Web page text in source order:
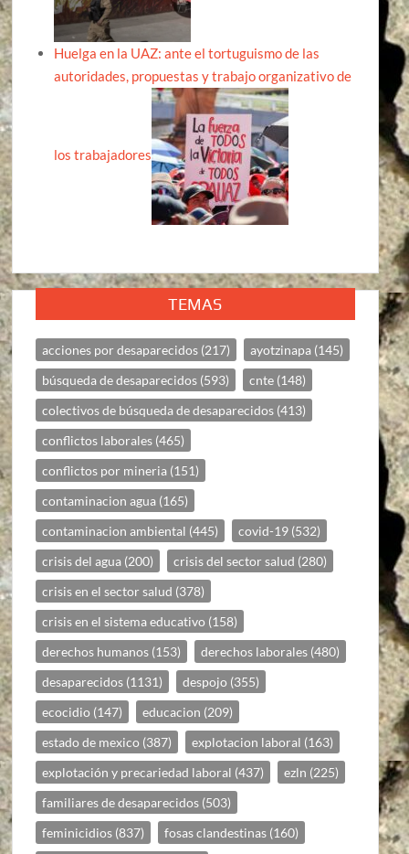
Huelga en la UAZ: ante el tortuguismo de las
autoridades, propuestas y trabajo organizativo de
los trabajadores
TEMAS
acciones por desaparecidos (217) ayotzinapa (145)
búsqueda de desaparecidos (593) cnte (148)
colectivos de búsqueda de desaparecidos (413)
conflictos laborales (465)
conflictos por mineria (151)
contaminacion agua (165)
contaminacion ambiental (445) covid-19 (532)
crisis del agua (200) crisis del sector salud (280)
crisis en el sector salud (378)
crisis en el sistema educativo (158)
derechos humanos (153) derechos laborales (480)
desaparecidos (1131) despojo (355)
ecocidio (147) educacion (209)
estado de mexico (387) explotacion laboral (163)
explotación y precariedad laboral (437) ezln (225)
familiares de desaparecidos (503)
feminicidios (837) fosas clandestinas (160)